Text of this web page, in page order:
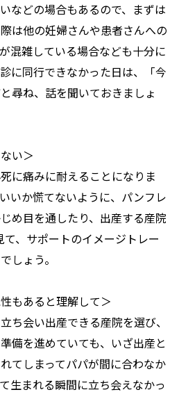
などの場合もあるので、まずは
は他の妊婦さんや患者さんへの
混雑している場合なども十分に
に同行できなかった日は、「今
尋ね、話を聞いておきましょ
い＞
に痛みに耐えることになりま
いか慌てないように、パンフレ
め目を通したり、出産する産院
、サポートのイメージトレー
しょう。
もあると理解して＞
ち会い出産できる産院を選び、
備を進めていても、いざ出産と
てしまってパパが間に合わなか
生まれる瞬間に立ち会えなかっ